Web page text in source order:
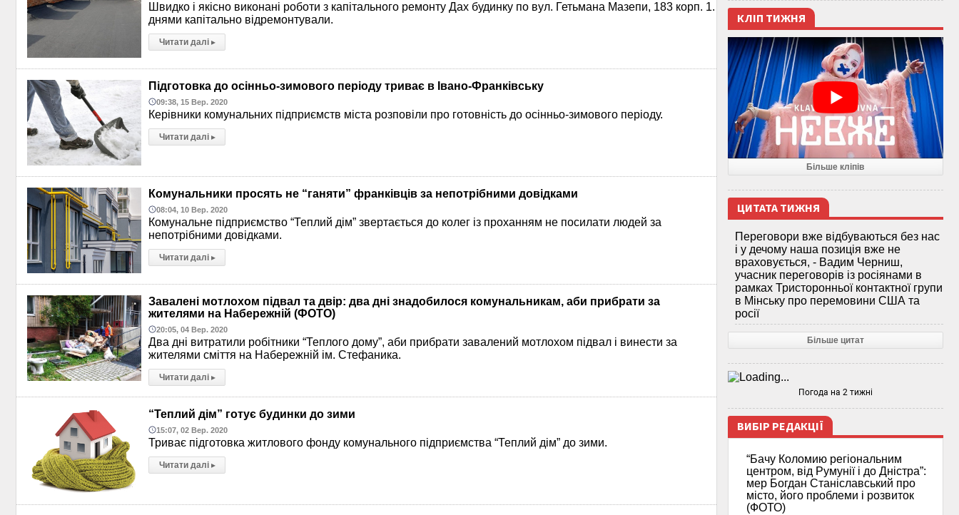
Швидко і якісно виконані роботи з капітального ремонту Дах будинку по вул. Гетьмана Мазепи, 183 корп. 1.
днями капітально відремонтували.
Читати далі ▸
Підготовка до осінньо-зимового періоду триває в Івано-Франківську
09:38, 15 Вер. 2020
Керівники комунальних підприємств міста розповіли про готовність до осінньо-зимового періоду.
Читати далі ▸
Комунальники просять не “ганяти” франківців за непотрібними довідками
08:04, 10 Вер. 2020
Комунальне підприємство “Теплий дім” звертається до колег із проханням не посилати людей за
непотрібними довідками.
Читати далі ▸
Завалені мотлохом підвал та двір: два дні знадобилося комунальникам, аби прибрати за
жителями на Набережній (ФОТО)
20:05, 04 Вер. 2020
Два дні витратили робітники “Теплого дому”, аби прибрати завалений мотлохом підвал і винести за
жителями сміття на Набережній ім. Стефаника.
Читати далі ▸
“Теплий дім” готує будинки до зими
15:07, 02 Вер. 2020
Триває підготовка житлового фонду комунального підприємства “Теплий дім” до зими.
Читати далі ▸
КЛІП ТИЖНЯ
Більше кліпів
ЦИТАТА ТИЖНЯ
Переговори вже відбуваються без нас
і у дечому наша позиція вже не
враховується, - Вадим Черниш,
учасник переговорів із росіянами в
рамках Тристоронньої контактної групи
в Мінську про перемовини США та
росії
Більше цитат
Погода на 2 тижні
ВИБІР РЕДАКЦІЇ
“Бачу Коломию регіональним
центром, від Румунії і до Дністра”:
мер Богдан Станіславський про
місто, його проблеми і розвиток
(ФОТО)